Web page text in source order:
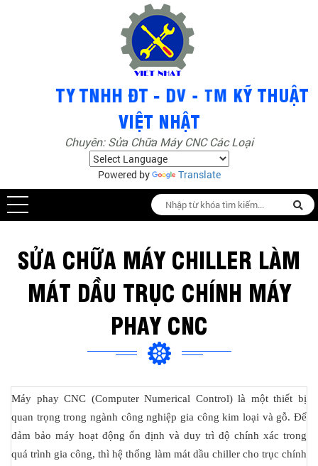
Chuyên: Sửa Chữa Máy CNC Các Loại
Powered by Translate
SỬA CHỮA MÁY CHILLER LÀM
MÁT DẦU TRỤC CHÍNH MÁY
PHAY CNC
Máy phay CNC (Computer Numerical Control) là một thiết bị
quan trọng trong ngành công nghiệp gia công kim loại và gỗ. Để
đảm bảo máy hoạt động ổn định và duy trì độ chính xác trong
quá trình gia công, thì hệ thống làm mát dầu chiller cho trục chính